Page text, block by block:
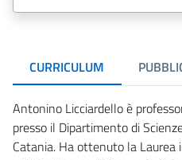
CURRICULUM
Antonino Licciardello è
presso il Dipartimento di
Catania. Ha ottenuto la Laurea